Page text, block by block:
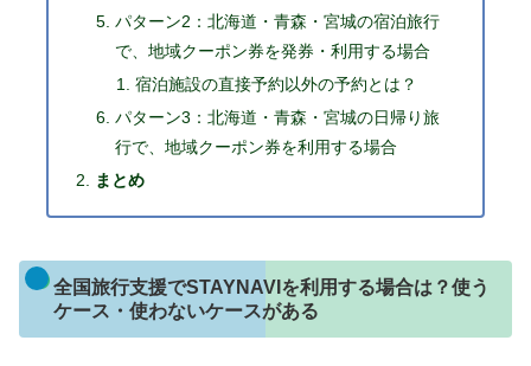
パターン2：北海道・青森・宮城の宿泊旅行
で、地域クーポン券を発券・利用する場合
宿泊施設の直接予約以外の予約とは？
パターン3：北海道・青森・宮城の日帰り旅
行で、地域クーポン券を利用する場合
まとめ
全国旅行支援でSTAYNAVIを利用する場合は？使う
ケース・使わないケースがある